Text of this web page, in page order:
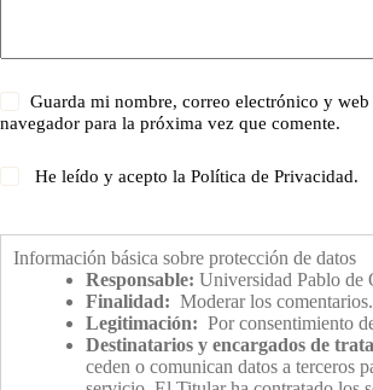
Guarda mi nombre, correo electrónico y web
navegador para la próxima vez que comente.
He leído y acepto laPolítica de Privacidad.
Información básica sobre protección de datos
Responsable: Universidad Pablo de
Finalidad: Moderar los comentarios.
Legitimación: Por consentimiento
Destinatarios y encargados de
ceden o comunican datos a terceros